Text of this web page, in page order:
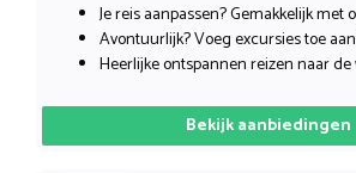
Je reis aanpassen? Gemakkelijk
Avontuurlijk? Voeg excursies toe
Heerlijke ontspannen reizen naar
Bekijk aanbiedingen